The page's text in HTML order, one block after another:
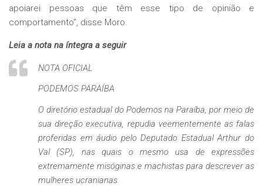
apoiarei pessoas que têm esse tipo de opinião e
comportamento”, disse Moro.
Leia a nota na íntegra a seguir
NOTA OFICIAL
PODEMOS PARAÍBA
O diretório estadual do Podemos na Paraíba, por meio de
sua direção executiva, repudia veementemente as falas
proferidas em áudio pelo Deputado Estadual Arthur do
Val (SP), nas quais o mesmo usa de expressões
extremamente misóginas e machistas para descrever as
mulheres ucranianas.